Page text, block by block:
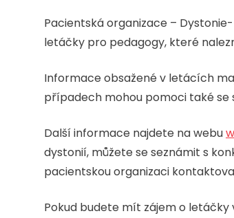
Pacientská organizace –
letáčky pro pedagogy, které
Informace obsažené v letácích
případech mohou pomoci také se
Další informace najdete na webu
dystonií, můžete se seznámit s
pacientskou organizaci
Pokud budete mít zájem o